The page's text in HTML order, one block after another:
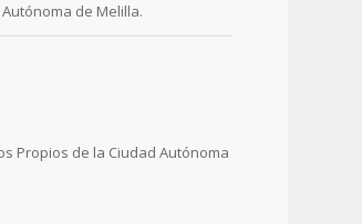
de Melilla.
Propios de la Ciudad Autónoma